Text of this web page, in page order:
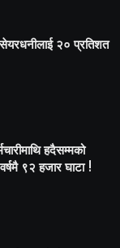
२० प्रतिशत
हदैसम्मको
९२ हजार घाटा !